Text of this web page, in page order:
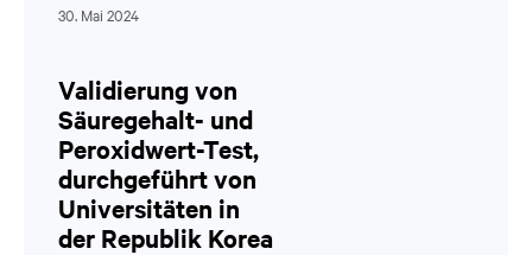
30. Mai 2024
Validierung von
Säuregehalt- und
Peroxidwert-Test,
durchgeführt von
Universitäten in
der Republik Korea